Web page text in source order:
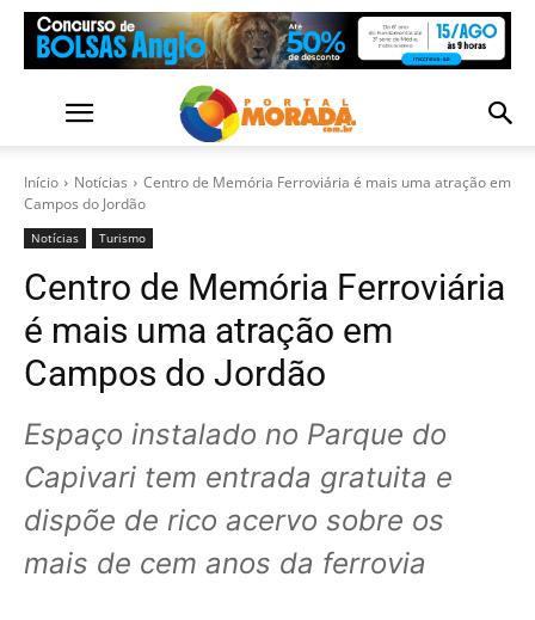
Início Notícias
Centro de Memória Ferroviária é mais uma atração em
Campos do Jordão
Notícias Turismo
Centro de Memória Ferroviária
é mais uma atração em
Campos do Jordão
Espaço instalado no Parque do
Capivari tem entrada gratuita e
dispõe de rico acervo sobre os
mais de cem anos da ferrovia